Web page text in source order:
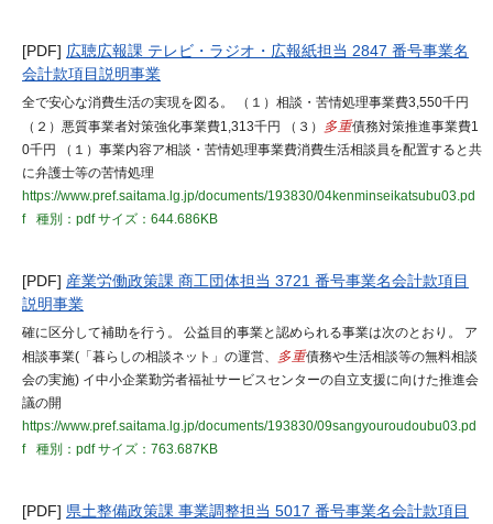
[PDF] 広聴広報課 テレビ・ラジオ・広報紙担当 2847 番号事業名
会計款項目説明事業
全で安心な消費生活の実現を図る。 （１）相談・苦情処理事業費3,550千円
（２）悪質事業者対策強化事業費1,313千円 （３）
多重債務対策推進事業費1
0千円 （１）事業内容ア相談・苦情処理事業費消費生活相談員を配置すると共
に弁護士等の苦情処理
https://www.pref.saitama.lg.jp/documents/193830/04kenminseikatsubu03.pd
f
種別：pdfサイズ：644.686KB
[PDF] 産業労働政策課 商工団体担当 3721 番号事業名会計款項目
説明事業
確に区分して補助を行う。 公益目的事業と認められる事業は次のとおり。 ア
相談事業(「暮らしの相談ネット」の運営、
多重債務や生活相談等の無料相談
会の実施) イ中小企業勤労者福祉サービスセンターの自立支援に向けた推進会
議の開
https://www.pref.saitama.lg.jp/documents/193830/09sangyouroudoubu03.pd
f
種別：pdfサイズ：763.687KB
[PDF] 県土整備政策課 事業調整担当 5017 番号事業名会計款項目